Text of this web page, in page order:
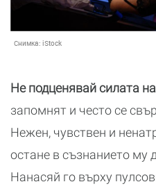
Снимка: iStock
Не подценявай силата
запомнят и често се
Нежен, чувствен и
остане в съзнанието му
Нанасяй го върху